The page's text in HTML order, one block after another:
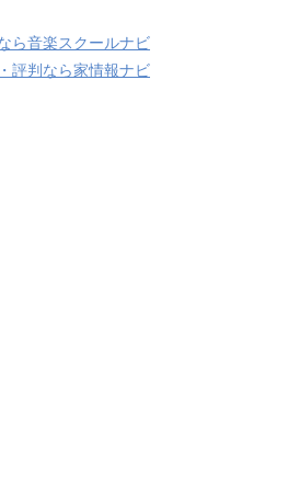
ら音楽スクールナビ
評判なら家情報ナビ